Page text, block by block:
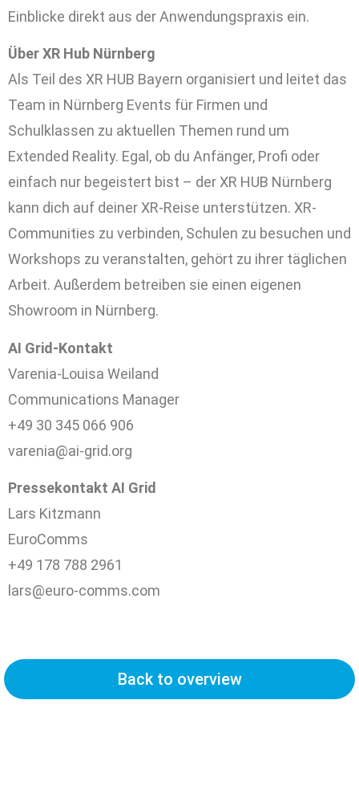
Einblicke direkt aus der Anwendungspraxis ein.
Über XR Hub Nürnberg
Als Teil des XR HUB Bayern organisiert und leitet das
Team in Nürnberg Events für Firmen und
Schulklassen zu aktuellen Themen rund um
Extended Reality. Egal, ob du Anfänger, Profi oder
einfach nur begeistert bist – der XR HUB Nürnberg
kann dich auf deiner XR-Reise unterstützen. XR-
Communities zu verbinden, Schulen zu besuchen und
Workshops zu veranstalten, gehört zu ihrer täglichen
Arbeit. Außerdem betreiben sie einen eigenen
Showroom in Nürnberg.
AI Grid-Kontakt
Varenia-Louisa Weiland
Communications Manager
+49 30 345 066 906
varenia@ai-grid.org
Pressekontakt AI Grid
Lars Kitzmann
EuroComms
+49 178 788 2961
lars@euro-comms.com
Back to overview